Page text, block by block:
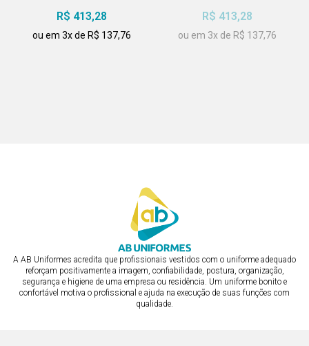
R$ 413,28
ou em 3x de R$ 137,76
R$ 413,28
ou em 3x de R$ 137,76
A AB Uniformes acredita que profissionais vestidos com o uniforme adequado
reforçam positivamente a imagem, confiabilidade, postura, organização,
segurança e higiene de uma empresa ou residência. Um uniforme bonito e
confortável motiva o profissional e ajuda na execução de suas funções com
qualidade.